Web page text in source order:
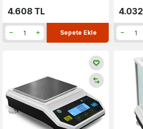
4.608 TL
Sepete Ekle
4.032